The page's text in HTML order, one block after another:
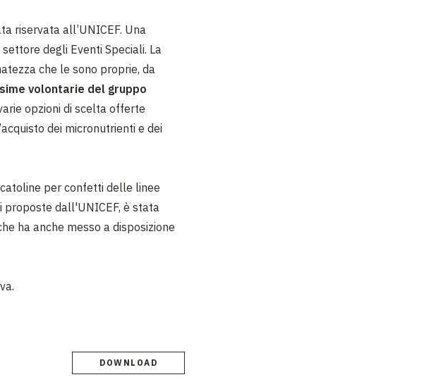
riservata all’UNICEF. Una
degli Eventi Speciali. La
che le sono proprie, da
volontarie del gruppo
opzioni di scelta offerte
dei micronutrienti e dei
per confetti delle linee
proposte dall'UNICEF, è stata
ha anche messo a disposizione
DOWNLOAD